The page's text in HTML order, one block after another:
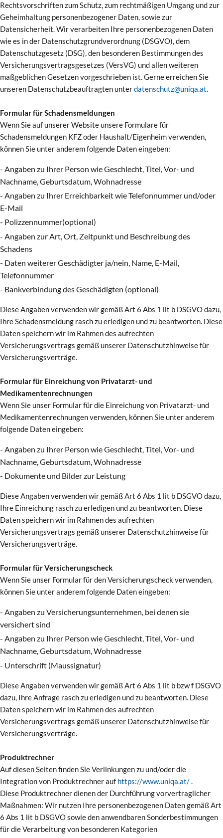
Rechtsvorschriften zum Schutz, zum rechtmäßigen Umgang und zur
Geheimhaltung personenbezogener Daten, sowie zur
Datensicherheit. Wir verarbeiten Ihre personenbezogenen Daten
wie es in der Datenschutzgrundverordnung (DSGVO), dem
Datenschutzgesetz (DSG), den besonderen Bestimmungen des
Versicherungsvertragsgesetzes (VersVG) und allen weiteren
maßgeblichen Gesetzen vorgeschrieben ist. Gerne erreichen Sie
unseren Datenschutzbeauftragten unterdatenschutz@uniqa.at.
Formular für Schadensmeldungen
Wenn Sie auf unserer Website unsere Formulare für
Schadensmeldungen KFZ oder Haushalt/Eigenheim verwenden,
können Sie unter anderem folgende Daten eingeben:
- Angaben zu Ihrer Person wie Geschlecht, Titel, Vor- und
Nachname, Geburtsdatum, Wohnadresse
- Angaben zu Ihrer Erreichbarkeit wie Telefonnummer und/oder
E-Mail
- Polizzennummer(optional)
- Angaben zur Art, Ort, Zeitpunkt und Beschreibung des
Schadens
- Daten weiterer Geschädigter ja/nein, Name, E-Mail,
Telefonnummer
- Bankverbindung des Geschädigten (optional)
Diese Angaben verwenden wir gemäß Art 6 Abs 1 lit b DSGVO dazu,
Ihre Schadensmeldung rasch zu erledigen und zu beantworten. Diese
Daten speichern wir im Rahmen des aufrechten
Versicherungsvertrags gemäß unserer Datenschutzhinweise für
Versicherungsverträge.
Formular für Einreichung von Privatarzt- und
Medikamentenrechnungen
Wenn Sie unser Formular für die Einreichung von Privatarzt- und
Medikamentenrechnungen verwenden, können Sie unter anderem
folgende Daten eingeben:
- Angaben zu Ihrer Person wie Geschlecht, Titel, Vor- und
Nachname, Geburtsdatum, Wohnadresse
- Dokumente und Bilder zur Leistung
Diese Angaben verwenden wir gemäß Art 6 Abs 1 lit b DSGVO dazu,
Ihre Einreichung rasch zu erledigen und zu beantworten. Diese
Daten speichern wir im Rahmen des aufrechten
Versicherungsvertrags gemäß unserer Datenschutzhinweise für
Versicherungsverträge.
Formular für Versicherungscheck
Wenn Sie unser Formular für den Versicherungscheck verwenden,
können Sie unter anderem folgende Daten eingeben:
- Angaben zu Versicherungsunternehmen, bei denen sie
versichert sind
- Angaben zu Ihrer Person wie Geschlecht, Titel, Vor- und
Nachname, Geburtsdatum, Wohnadresse
- Unterschrift (Maussignatur)
Diese Angaben verwenden wir gemäß Art 6 Abs 1 lit b bzw f DSGVO
dazu, Ihre Anfrage rasch zu erledigen und zu beantworten. Diese
Daten speichern wir im Rahmen des aufrechten
Versicherungsvertrags gemäß unserer Datenschutzhinweise für
Versicherungsverträge.
Produktrechner
Auf diesen Seiten finden Sie Verlinkungen zu und/oder die
Integration von Produktrechner auf https://www.uniqa.at/
Diese Produktrechner dienen der Durchführung vorvertraglicher
Maßnahmen: Wir nutzen Ihre personenbezogenen Daten gemäß Art
6 Abs 1 lit b DSGVO sowie den anwendbaren Sonderbestimmungen
für die Verarbeitung von besonderen Kategorien